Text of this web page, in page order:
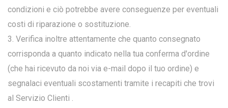
condizioni e ciò potrebbe avere conseguenze per eventuali
costi di riparazione o sostituzione.
3. Verifica inoltre attentamente che quanto consegnato
corrisponda a quanto indicato nella tua conferma d'ordine
(che hai ricevuto da noi via e-mail dopo il tuo ordine) e
segnalaci eventuali scostamenti tramite i recapiti che trovi
al Servizio Clienti .